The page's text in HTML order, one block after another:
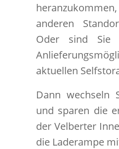
anderen
Oder sind Sie
aktuellen
Dann wechseln
und sparen die
der Velberter
die Laderampe